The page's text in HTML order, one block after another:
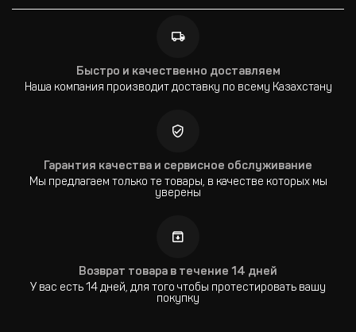
Быстро и качественно доставляем
Наша компания производит доставку по всему Казахстану
Гарантия качества и сервисное обслуживание
Мы предлагаем только те товары, в качестве которых мы
уверены
Возврат товара в течение 14 дней
У вас есть 14 дней, для того чтобы протестировать вашу
покупку